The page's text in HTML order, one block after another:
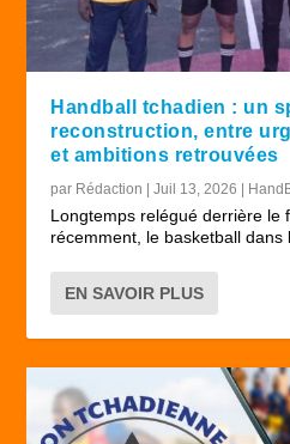
Handball tchadien : un
reconstruction, entre
et ambitions retrouvées
par Rédaction |Juil 13, 2026 |
Longtemps relégué derrière le
récemment, le basketball dans
EN SAVOIR PLUS